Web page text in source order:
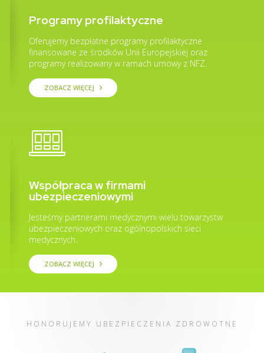
Programy profilaktyczne
Oferujemy bezpłatne programy profilaktyczne
finansowane ze środków Unii Europejskiej oraz
programy realizowany w ramach umowy z NFZ.
ZOBACZ WIĘCEJ keyboard_arrow_right
Współpraca w firmami
ubezpieczeniowymi
Jesteśmy partnerami medycznymi wielu towarzystw
ubezpieczeniowych oraz ogólnopolskich sieci
medycznych.
ZOBACZ WIĘCEJ keyboard_arrow_right
HONORUJEMY UBEZPIECZENIA ZDROWOTNE